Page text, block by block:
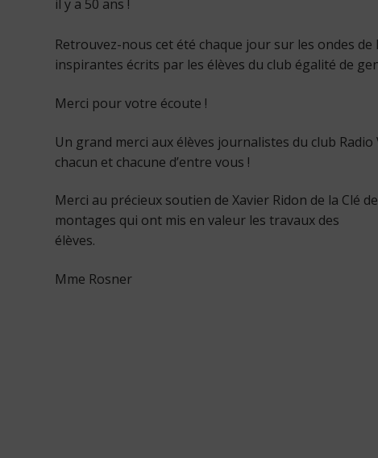
il y a 50 ans !
Retrouvez-nous cet été chaque jour sur les ondes de
inspirantes écrits par les élèves du club égalité de
Merci pour votre écoute !
Un grand merci aux élèves journalistes du club
chacun et chacune d’entre vous !
Merci au précieux soutien de Xavier Ridon de la Clé
montages qui ont mis en valeur les travaux des
élèves.
Mme Rosner